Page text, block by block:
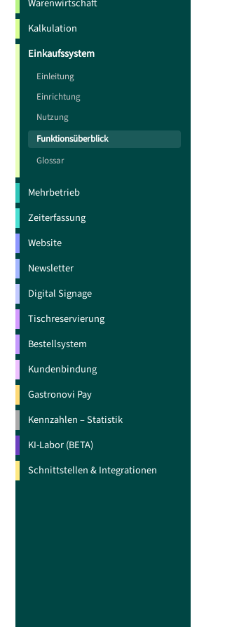
Warenwirtschaft
Kalkulation
Einkaufssystem
Einleitung
Einrichtung
Nutzung
Funktionsüberblick
Glossar
Mehrbetrieb
Zeiterfassung
Website
Newsletter
Digital Signage
Tischreservierung
Bestellsystem
Kundenbindung
Gastronovi Pay
Kennzahlen – Statistik
KI-Labor (BETA)
Schnittstellen & Integrationen